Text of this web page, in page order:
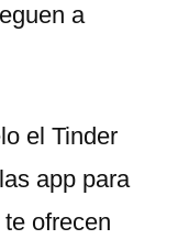
a
el Tinder
app para
ofrecen